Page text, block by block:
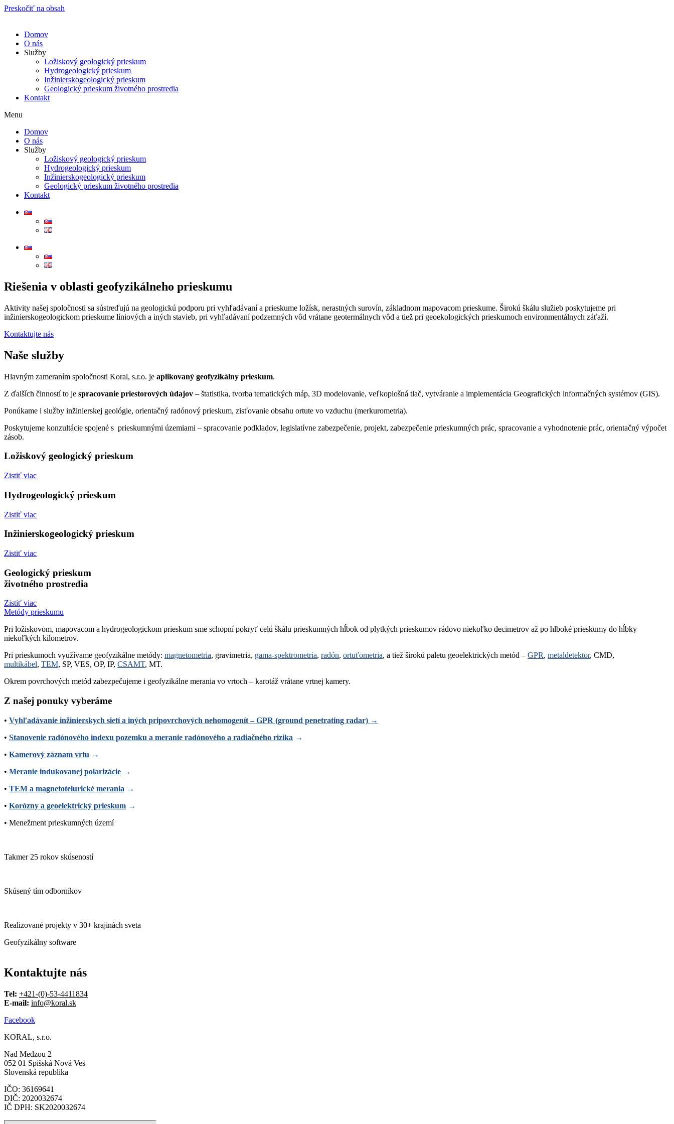
Preskočiť na obsah
Domov
O nás
Služby
Ložiskový geologický prieskum
Hydrogeologický prieskum​
Inžinierskogeologický prieskum​
Geologický prieskum životného prostredia​
Kontakt
Menu
Domov
O nás
Služby
Ložiskový geologický prieskum
Hydrogeologický prieskum​
Inžinierskogeologický prieskum​
Geologický prieskum životného prostredia​
Kontakt
Riešenia v oblasti geofyzikálneho prieskumu
Aktivity našej spoločnosti sa sústreďujú na geologickú podporu pri vyhľadávaní a prieskume ložísk, nerastných surovín, základnom mapovacom prieskume. Širokú škálu služieb poskytujeme pri
inžinierskogeologickom prieskume líniových a iných stavieb, pri vyhľadávaní podzemných vôd vrátane geotermálnych vôd a tiež pri geoekologických prieskumoch environmentálnych záťaží.
Kontaktujte nás
Naše služby
Hlavným zameraním spoločnosti Koral, s.r.o. je aplikovaný geofyzikálny prieskum.
Z ďalších činností to je spracovanie priestorových údajov – štatistika, tvorba tematických máp, 3D modelovanie, veľkoplošná tlač, vytváranie a implementácia Geografických informačných systémov (GIS).
Ponúkame i služby inžinierskej geológie, orientačný radónový prieskum, zisťovanie obsahu ortute vo vzduchu (merkurometria).
Poskytujeme konzultácie spojené s prieskumnými územiami – spracovanie podkladov, legislatívne zabezpečenie, projekt, zabezpečenie prieskumných prác, spracovanie a vyhodnotenie prác, orientačný výpočet
zásob.
Ložiskový geologický prieskum
Zistiť viac
Hydrogeologický prieskum
Zistiť viac
Inžinierskogeologický prieskum
Zistiť viac
Geologický prieskum
životného prostredia
Zistiť viac
Metódy prieskumu
Pri ložiskovom, mapovacom a hydrogeologickom prieskum sme schopní pokryť celú škálu prieskumných hĺbok od plytkých prieskumov rádovo niekoľko decimetrov až po hlboké prieskumy do hĺbky
niekoľkých kilometrov.
Pri prieskumoch využívame geofyzikálne metódy: magnetometria, gravimetria, gama-spektrometria, radón, ortuťometria, a tiež širokú paletu geoelektrických metód – GPR, metaldetektor, CMD,
multikábel, TEM, SP, VES, OP, IP, CSAMT, MT.
Okrem povrchových metód zabezpečujeme i geofyzikálne merania vo vrtoch – karotáž vrátane vrtnej kamery.
Z našej ponuky vyberáme
• Vyhľadávanie inžinierskych sietí a iných pripovrchových nehomogenít – GPR (ground penetrating radar) →
• Stanovenie radónového indexu pozemku a meranie radónového a radiačného rizika →
• Kamerový záznam vrtu →
• Meranie indukovanej polarizácie →
• TEM a magnetotelurické merania →
• Korózny a geoelektrický prieskum →
• Menežment prieskumných území
Takmer 25 rokov skúseností
Skúsený tím odborníkov
Realizované projekty v 30+ krajinách sveta
Geofyzikálny software
Kontaktujte nás
Tel: +421-(0)-53-4411834
E-mail: info@koral.sk
Facebook
KORAL, s.r.o.
Nad Medzou 2
052 01 Spišská Nová Ves
Slovenská republika
IČO: 36169641
DIČ: 2020032674
IČ DPH: SK2020032674